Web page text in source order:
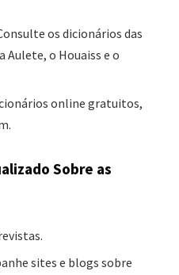
os dicionários das
Aulete, o Houaiss e o
online gratuitos,
Sobre as
sites e blogs sobre